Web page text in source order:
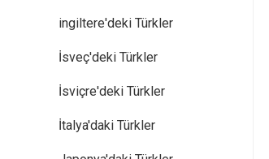
ingiltere'deki Türkler
İsveç'deki Türkler
İsviçre'deki Türkler
İtalya'daki Türkler